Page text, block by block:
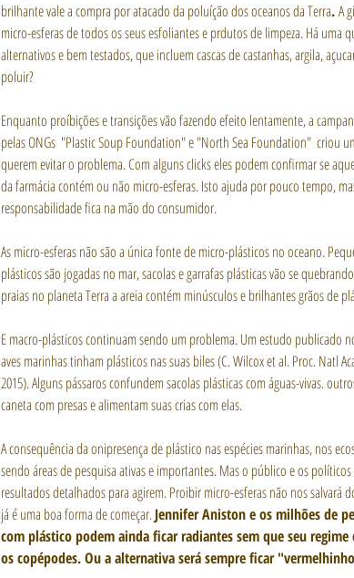
brilhante vale a compra por atacado da poluíção dos oceanos da Terra. A
micro-esferas de todos os seus esfoliantes e prdutos de limpeza. Há uma
alternativos e bem testados, que incluem cascas de castanhas, argila,
poluir?
Enquanto proíbições e transições vão fazendo efeito lentamente, a
pelas ONGs  "Plastic Soup Foundation" e "North Sea Foundation"  criou
querem evitar o problema. Com alguns clicks eles podem confirmar se
da farmácia contém ou não micro-esferas. Isto ajuda por pouco tempo,
responsabilidade fica na mão do consumidor.
As micro-esferas não são a única fonte de micro-plásticos no oceano.
plásticos são jogadas no mar, sacolas e garrafas plásticas vão se
praias no planeta Terra a areia contém minúsculos e brilhantes grãos de
E macro-plásticos continuam sendo um problema. Um estudo publicado
aves marinhas tinham plásticos nas suas biles (C. Wilcox et al. Proc. Natl
2015). Alguns pássaros confundem sacolas plásticas com águas-vivas.
caneta com presas e alimentam suas crias com elas.
A consequência da onipresença de plástico nas espécies marinhas, nos
sendo áreas de pesquisa ativas e importantes. Mas o público e os
resultados detalhados para agirem. Proibir micro-esferas não nos salvará
já é uma boa forma de começar. Jennifer Aniston e os milhões de
com plástico podem ainda ficar radiantes sem que seu
os copépodes. Ou a alternativa será sempre ficar